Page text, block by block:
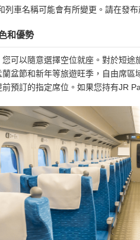
列車名稱可能會有所變更。請在發
和優勢
您可以隨意選擇空位就座。對於短
盆節和新年等旅遊旺季，自由席
預訂的指定席位。如果您持有JR